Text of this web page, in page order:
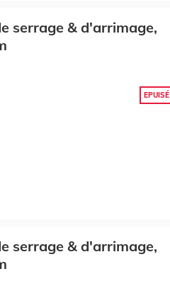
serrage & d'arrimage,
EPUISÉ
serrage & d'arrimage,